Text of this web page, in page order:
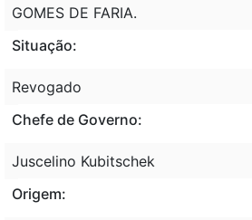
GOMES DE FARIA.
Situação:
Revogado
Chefe de Governo:
Juscelino Kubitschek
Origem: